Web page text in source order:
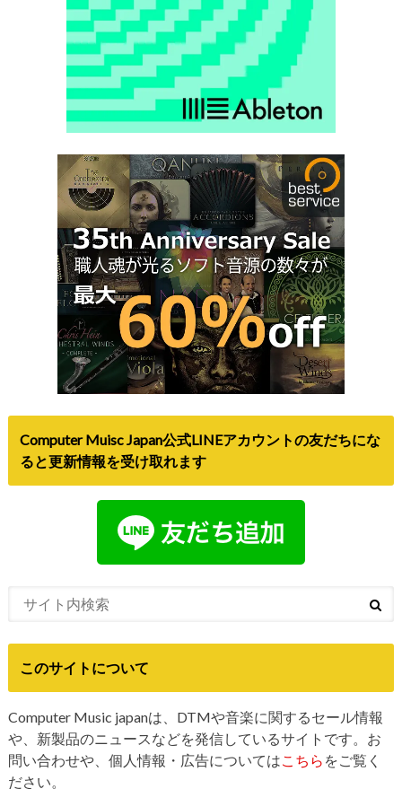
Computer Muisc Japan公式LINEアカウントの友だちにな
ると更新情報を受け取れます
Computer Music japanは、DTMや音楽に関するセール情報
や、新製品のニュースなどを発信しているサイトです。お
問い合わせや、個人情報・広告についてはこちらをご覧く
ださい。